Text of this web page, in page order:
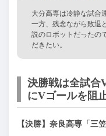
大分高専は冷静な試合
一方、残念ながら敗退
説のロボットだったの
だきたい。
決勝戦は全試
にVゴールを阻
【決勝】奈良高専「三